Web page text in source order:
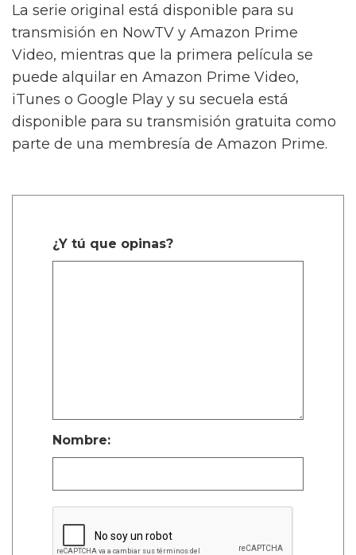
La serie original está disponible para su
transmisión en NowTV y Amazon Prime
Video, mientras que la primera película se
puede alquilar en Amazon Prime Video,
iTunes o Google Play y su secuela está
disponible para su transmisión gratuita como
parte de una membresía de Amazon Prime.
¿Y tú que opinas?
Nombre: